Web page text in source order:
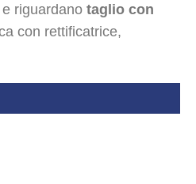
riguardano taglio con
con rettificatrice,